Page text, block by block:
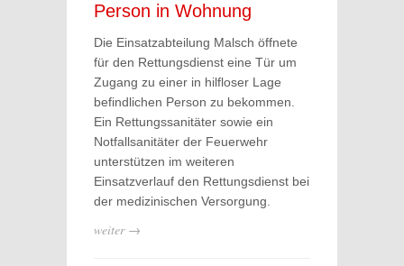
Person in Wohnung
Die Einsatzabteilung Malsch öffnete
für den Rettungsdienst eine Tür um
Zugang zu einer in hilfloser Lage
befindlichen Person zu bekommen.
Ein Rettungssanitäter sowie ein
Notfallsanitäter der Feuerwehr
unterstützen im weiteren
Einsatzverlauf den Rettungsdienst bei
der medizinischen Versorgung.
weiter →